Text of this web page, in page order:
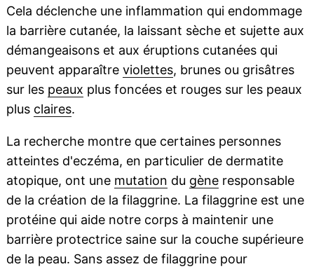
Cela déclenche une inflammation qui endommage
la barrière cutanée, la laissant sèche et sujette aux
démangeaisons et aux éruptions cutanées qui
peuvent apparaître violettes, brunes ou grisâtres
sur les peaux plus foncées et rouges sur les peaux
plus claires.
La recherche montre que certaines personnes
atteintes d'eczéma, en particulier de dermatite
atopique, ont une mutation du gèneresponsable
de la création de la filaggrine. La filaggrine est une
protéine qui aide notre corps à maintenir une
barrière protectrice saine sur la couche supérieure
de la peau. Sans assez de filaggrine pour